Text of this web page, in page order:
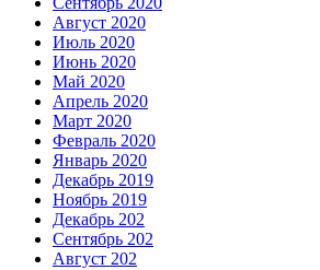
Август 2020
Июль 2020
Июнь 2020
Май 2020
Апрель 2020
Март 2020
Февраль 2020
Январь 2020
Декабрь 2019
Ноябрь 2019
Декабрь 202
Сентябрь 202
Август 202